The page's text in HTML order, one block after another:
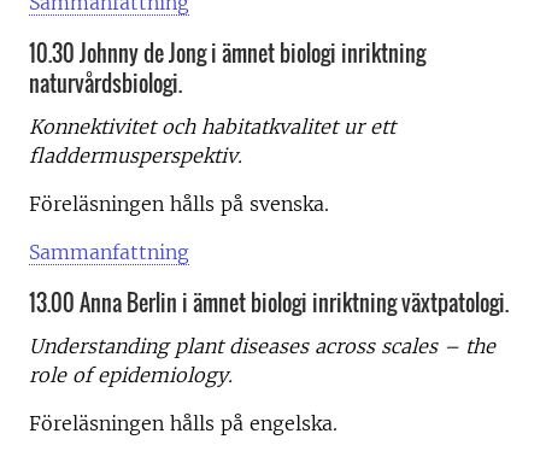
10.30 Johnny de Jong i ämnet biologi inriktning
naturvårdsbiologi.
Konnektivitet och habitatkvalitet ur ett
fladdermusperspektiv.
Föreläsningen hålls på svenska.
Sammanfattning
13.00 Anna Berlin i ämnet biologi inriktning växtpatologi.
Understanding plant diseases across scales – the
role of epidemiology.
Föreläsningen hålls på engelska.